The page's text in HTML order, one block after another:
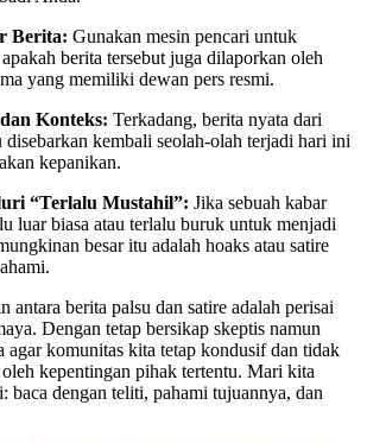
Berita: Gunakan mesin pencari untuk
berita tersebut juga dilaporkan oleh
yang memiliki dewan pers resmi.
Konteks: Terkadang, berita nyata dari
disebarkan kembali seolah-olah terjadi hari ini
kepanikan.
“Terlalu Mustahil”: Jika sebuah kabar
luar biasa atau terlalu buruk untuk menjadi
besar itu adalah hoaks atau satire
antara berita palsu dan satire adalah perisai
Dengan tetap bersikap skeptis namun
agar komunitas kita tetap kondusif dan tidak
kepentingan pihak tertentu. Mari kita
baca dengan teliti, pahami tujuannya, dan